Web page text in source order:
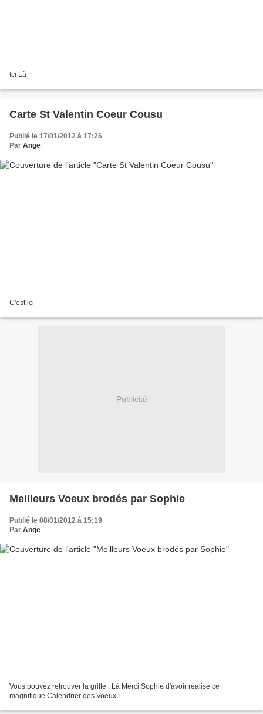
Ici Là
Carte St Valentin Coeur Cousu
Publié le 17/01/2012 à 17:26
Par Ange
C'est ici
Publicité
Meilleurs Voeux brodés par Sophie
Publié le 08/01/2012 à 15:19
Par Ange
Vous pouvez retrouver la grille : Là Merci Sophie d'avoir réalisé ce
magnifique Calendrier des Voeux !